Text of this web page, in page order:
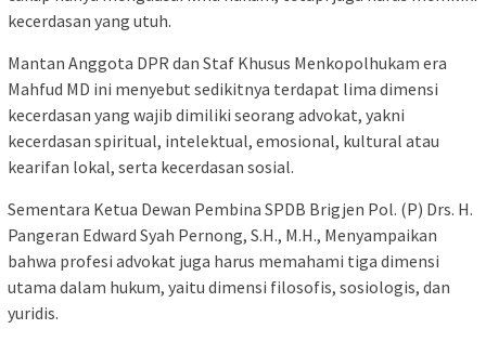
kecerdasan yang utuh.
Mantan Anggota DPR dan Staf Khusus Menkopolhukam era
Mahfud MD ini menyebut sedikitnya terdapat lima dimensi
kecerdasan yang wajib dimiliki seorang advokat, yakni
kecerdasan spiritual, intelektual, emosional, kultural atau
kearifan lokal, serta kecerdasan sosial.
Sementara Ketua Dewan Pembina SPDB Brigjen Pol. (P) Drs. H.
Pangeran Edward Syah Pernong, S.H., M.H., Menyampaikan
bahwa profesi advokat juga harus memahami tiga dimensi
utama dalam hukum, yaitu dimensi filosofis, sosiologis, dan
yuridis.